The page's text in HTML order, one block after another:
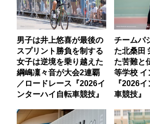
男子は井上悠喜が最後の
スプリント勝負を制する
女子は逆境を乗り越えた
綱嶋凜々音が大会2連覇
／ロードレース『2026イ
ンターハイ自転車競技』
チームパ
た北桑田
た苦難と
等学校 イ
『2026
車競技』